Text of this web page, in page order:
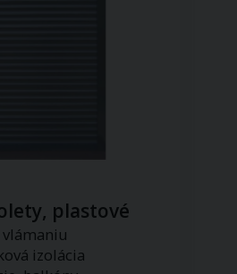
plastové
izolácia